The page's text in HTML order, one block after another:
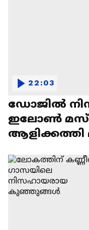
ഡോജിൽ
ഇലോൺ
22:03